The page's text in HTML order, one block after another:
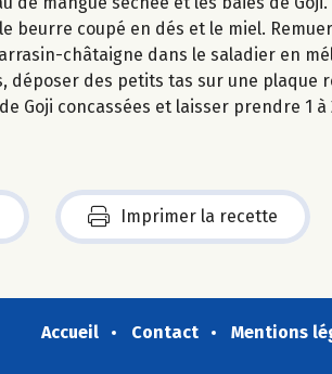
beurre coupé en dés et le miel.
châtaigne dans le saladier en
déposer des petits tas sur une
Goji concassées et laisser prendre 1
Imprimer la recette
Accueil Contact Mentions